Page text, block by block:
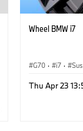
Wheel BMW i7
G70 · i7 ·
Thu Apr 23